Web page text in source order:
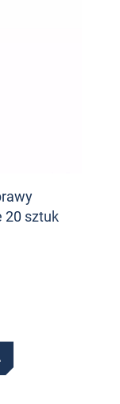
20 sztuk